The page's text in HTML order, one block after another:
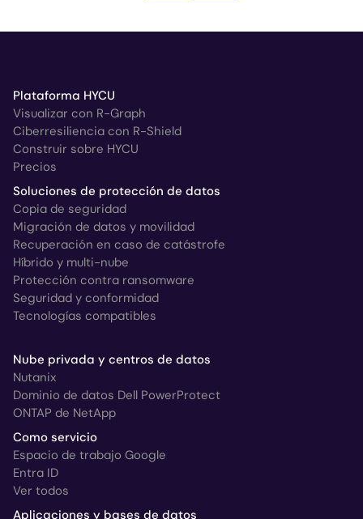
Plataforma HYCU
Visualizar con R-Graph
Ciberresiliencia con R-Shield
Construir sobre HYCU
Precios
Soluciones de protección de datos
Copia de seguridad
Migración de datos y movilidad
Recuperación en caso de catástrofe
Híbrido y multi-nube
Protección contra ransomware
Seguridad y conformidad
Tecnologías compatibles
Nube privada y centros de datos
Nutanix
Dominio de datos Dell PowerProtect
ONTAP de NetApp
Como servicio
Espacio de trabajo Google
Entra ID
Ver todos
Aplicaciones y bases de datos